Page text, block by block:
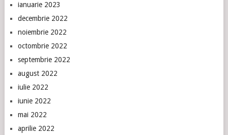
ianuarie 2023
decembrie 2022
noiembrie 2022
octombrie 2022
septembrie 2022
august 2022
iulie 2022
iunie 2022
mai 2022
aprilie 2022